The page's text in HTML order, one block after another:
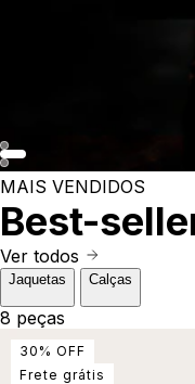
MAIS VENDIDOS
Best-
Ver todos
Jaquetas Calças
8 peças
30 % OFF
Frete grátis